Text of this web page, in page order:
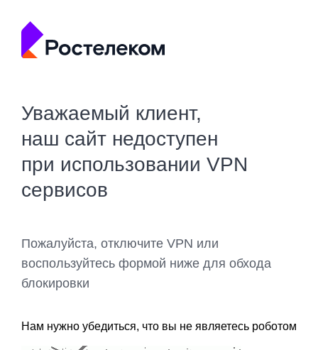
Уважаемый клиент,
наш сайт недоступен
при использовании VPN
сервисов
Пожалуйста, отключите VPN или
воспользуйтесь формой ниже для обхода
блокировки
Нам нужно убедиться, что вы не являетесь роботом